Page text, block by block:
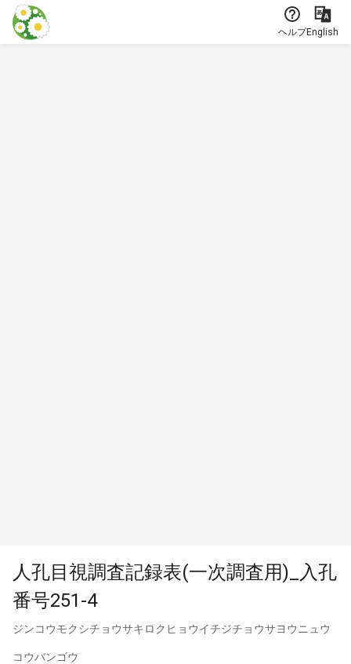
本文に飛ぶ
ヘルプEnglish
人孔目視調査記録表(一次調査用)_入孔
番号251-4
ジンコウモクシチョウサキロクヒョウイチジチョウサヨウニュウ
コウバンゴウ